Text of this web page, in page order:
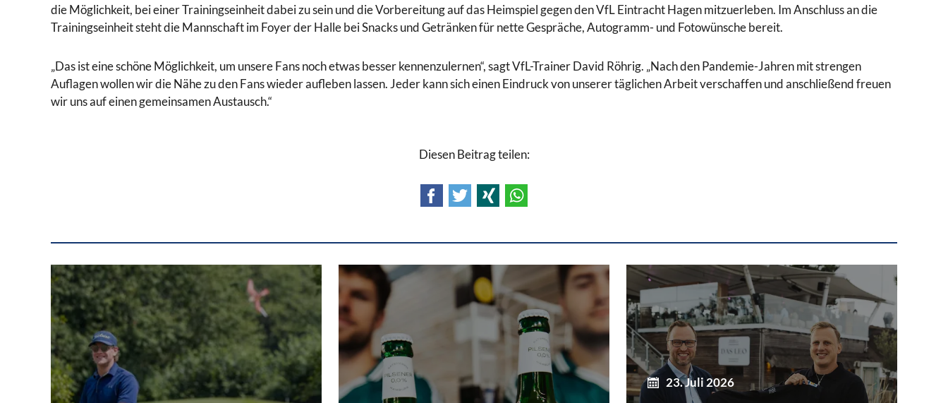
die Möglichkeit, bei einer Trainingseinheit dabei zu sein und die Vorbereitung auf das Heimspiel gegen den VfL Eintracht Hagen mitzuerleben. Im Anschluss an die
Trainingseinheit steht die Mannschaft im Foyer der Halle bei Snacks und Getränken für nette Gespräche, Autogramm- und Fotowünsche bereit.
„Das ist eine schöne Möglichkeit, um unsere Fans noch etwas besser kennenzulernen“, sagt VfL-Trainer David Röhrig. „Nach den Pandemie-Jahren mit strengen
Auflagen wollen wir die Nähe zu den Fans wieder aufleben lassen. Jeder kann sich einen Eindruck von unserer täglichen Arbeit verschaffen und anschließend freuen
wir uns auf einen gemeinsamen Austausch.“
Diesen Beitrag teilen:
FacebookTwitterXing
23. Juli 2026